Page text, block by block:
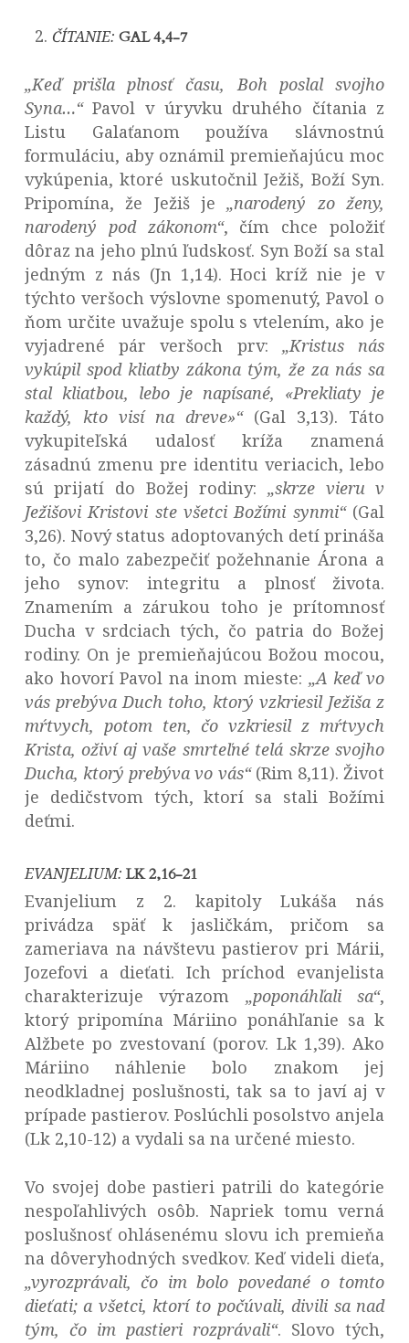
ČÍTANIE: GAL 4,4-7
„Keď prišla plnosť času, Boh poslal svojho
Syna…“Pavol v úryvku druhého čítania z
Listu Galaťanom používa slávnostnú
formuláciu, aby oznámil premieňajúcu moc
vykúpenia, ktoré uskutočnil Ježiš, Boží Syn.
Pripomína, že Ježiš je„narodený zo ženy,
narodený pod zákonom“, čím chce položiť
dôraz na jeho plnú ľudskosť. Syn Boží sa stal
jedným z nás (Jn 1,14). Hoci kríž nie je v
týchto veršoch výslovne spomenutý, Pavol o
ňom určite uvažuje spolu s vtelením, ako je
vyjadrené pár veršoch prv: „Kristus nás
vykúpil spod kliatby zákona tým, že za nás sa
stal kliatbou, lebo je napísané, «Prekliaty je
každý, kto visí na dreve»“(Gal 3,13). Táto
vykupiteľská udalosť kríža znamená
zásadnú zmenu pre identitu veriacich, lebo
sú prijatí do Božej rodiny: „skrze vieru v
Ježišovi Kristovi ste všetci Božími synmi“(Gal
3,26). Nový status adoptovaných detí prináša
to, čo malo zabezpečiť požehnanie Árona a
jeho synov: integritu a plnosť života.
Znamením a zárukou toho je prítomnosť
Ducha v srdciach tých, čo patria do Božej
rodiny. On je premieňajúcou Božou mocou,
ako hovorí Pavol na inom mieste: „A keď vo
vás prebýva Duch toho, ktorý vzkriesil Ježiša z
mŕtvych, potom ten, čo vzkriesil z mŕtvych
Krista, oživí aj vaše smrteľné telá skrze svojho
Ducha, ktorý prebýva vo vás“(Rim 8,11). Život
je dedičstvom tých, ktorí sa stali Božími
deťmi.
EVANJELIUM: LK 2,16-21
Evanjelium z 2. kapitoly Lukáša nás
privádza späť k jasličkám, pričom sa
zameriava na návštevu pastierov pri Márii,
Jozefovi a dieťati. Ich príchod evanjelista
charakterizuje výrazom „poponáhľali sa“,
ktorý pripomína Máriino ponáhľanie sa k
Alžbete po zvestovaní (porov. Lk 1,39). Ako
Máriino náhlenie bolo znakom jej
neodkladnej poslušnosti, tak sa to javí aj v
prípade pastierov. Poslúchli posolstvo anjela
(Lk 2,10-12) a vydali sa na určené miesto.
Vo svojej dobe pastieri patrili do kategórie
nespoľahlivých osôb. Napriek tomu verná
poslušnosť ohlásenému slovu ich premieňa
na dôveryhodných svedkov. Keď videli dieťa,
„vyrozprávali, čo im bolo povedané o tomto
dieťati; a všetci, ktorí to počúvali, divili sa nad
tým, čo im pastieri rozprávali“. Slovo tých,